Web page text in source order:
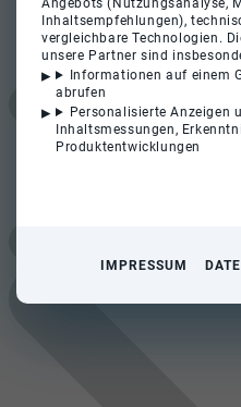
Angebots (Nutzungsanalyse,
Inhaltsempfehlungen),
vergleichbare Technologien.
unsere Partner sind
Informationen auf einem
abrufen
Personalisierte Anzeigen
Inhaltsmessungen,
Produktentwicklungen
IMPRESSUM